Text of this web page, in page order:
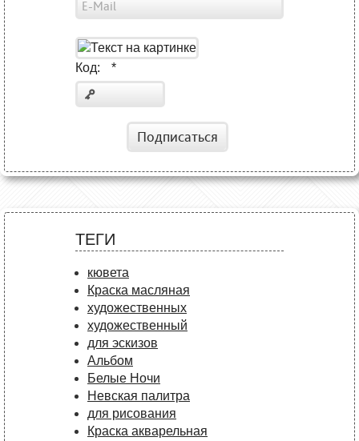
Код: *
Подписаться
ТЕГИ
кювета
Краска масляная
художественных
художественный
для эскизов
Альбом
Белые Ночи
Невская палитра
для рисования
Краска акварельная